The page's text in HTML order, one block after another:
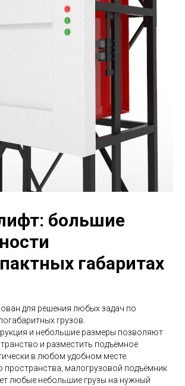
большие
габаритах
для решения любых задач по
грузов.
и небольшие размеры позволяют
и разместить подъёмное
в любом удобном месте.
пространства, малогрузовой подъёмник
любые небольшие грузы на нужный